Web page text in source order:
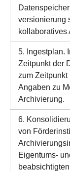
versionierung
kollaboratives
5. Ingestplan.
Zeitpunkt der
zum Zeitpunkt
Angaben zu
Archivierung.
6.
von
Eigentums-